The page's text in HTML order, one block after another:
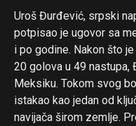
Uroš Đurđević, srpski
potpisao je ugovor sa
i po godine. Nakon što
20 golova u 49 nastupa,
Meksiku. Tokom svog
istakao kao jedan od
navijača širom zemlje.